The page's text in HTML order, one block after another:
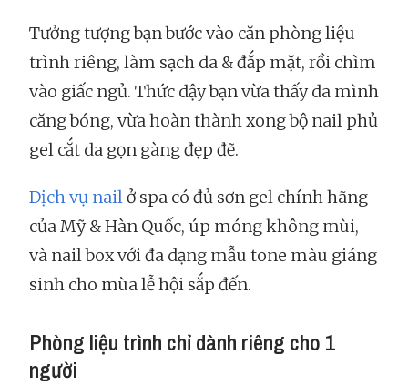
Tưởng tượng bạn bước vào căn phòng liệu
trình riêng, làm sạch da & đắp mặt, rồi chìm
vào giấc ngủ. Thức dậy bạn vừa thấy da mình
căng bóng, vừa hoàn thành xong bộ nail phủ
gel cắt da gọn gàng đẹp đẽ.
Dịch vụ nailở spa có đủ sơn gel chính hãng
của Mỹ & Hàn Quốc, úp móng không mùi,
và nail box với đa dạng mẫu tone màu giáng
sinh cho mùa lễ hội sắp đến.
Phòng liệu trình chỉ dành riêng cho 1
người